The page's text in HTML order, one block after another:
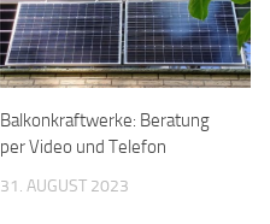
Balkonkraftwerke: Beratung
per Video und Telefon
31. AUGUST 2023